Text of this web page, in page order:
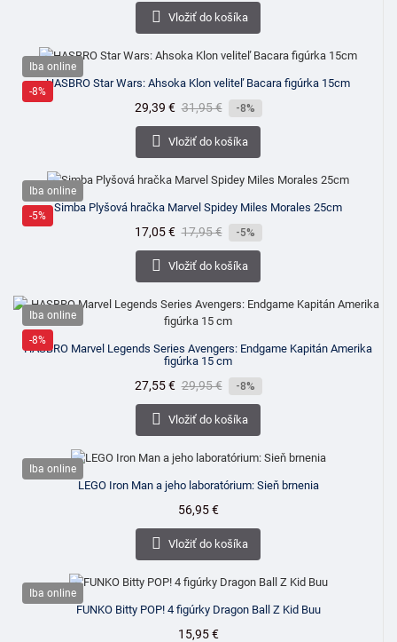
 Vložiť do košíka
Iba online
-8%
HASBRO Star Wars: Ahsoka Klon veliteľ Bacara figúrka 15cm
Cena
29,39 € Bežná
cena
31,95 € -8%
 Vložiť do košíka
Iba online
-5%
Simba Plyšová hračka Marvel Spidey Miles Morales 25cm
Cena
17,05 € Bežná
cena
17,95 € -5%
 Vložiť do košíka
Iba online
-8%
HASBRO Marvel Legends Series Avengers: Endgame Kapitán Amerika
figúrka 15 cm
Cena
27,55 € Bežná
cena
29,95 € -8%
 Vložiť do košíka
Iba online
LEGO Iron Man a jeho laboratórium: Sieň brnenia
Cena
56,95 €
 Vložiť do košíka
Iba online
FUNKO Bitty POP! 4 figúrky Dragon Ball Z Kid Buu
Cena
15,95 €